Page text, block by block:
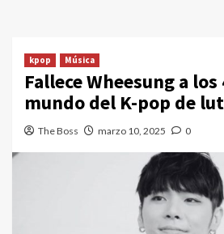
kpop Música
Fallece Wheesung a
mundo del K-pop de
The Boss marzo 10, 2025 0